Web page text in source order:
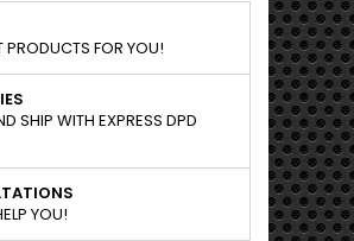
PRODUCTS FOR YOU!
SHIP WITH EXPRESS DPD
YOU!